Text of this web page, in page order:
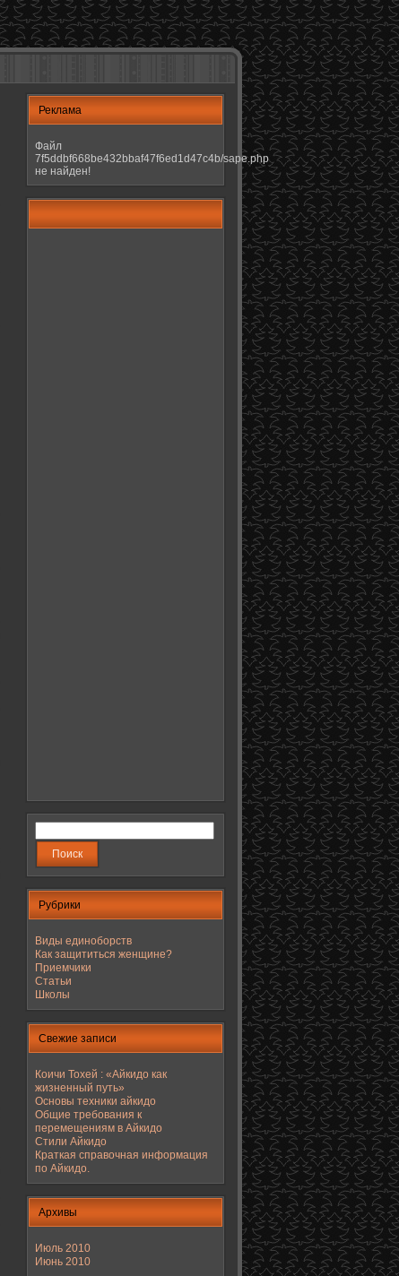
Реклама
Файл
7f5ddbf668be432bbaf47f6ed1d47c4b/sape.php
не найден!
Рубрики
Виды единоборств
Как защититься женщине?
Приемчики
Статьи
Школы
Свежие записи
Коичи Тохей : «Айкидо как
жизненный путь»
Основы техники айкидо
Общие требования к
перемещениям в Айкидо
Стили Айкидо
Краткая справочная информация
по Айкидо.
Архивы
Июль 2010
Июнь 2010